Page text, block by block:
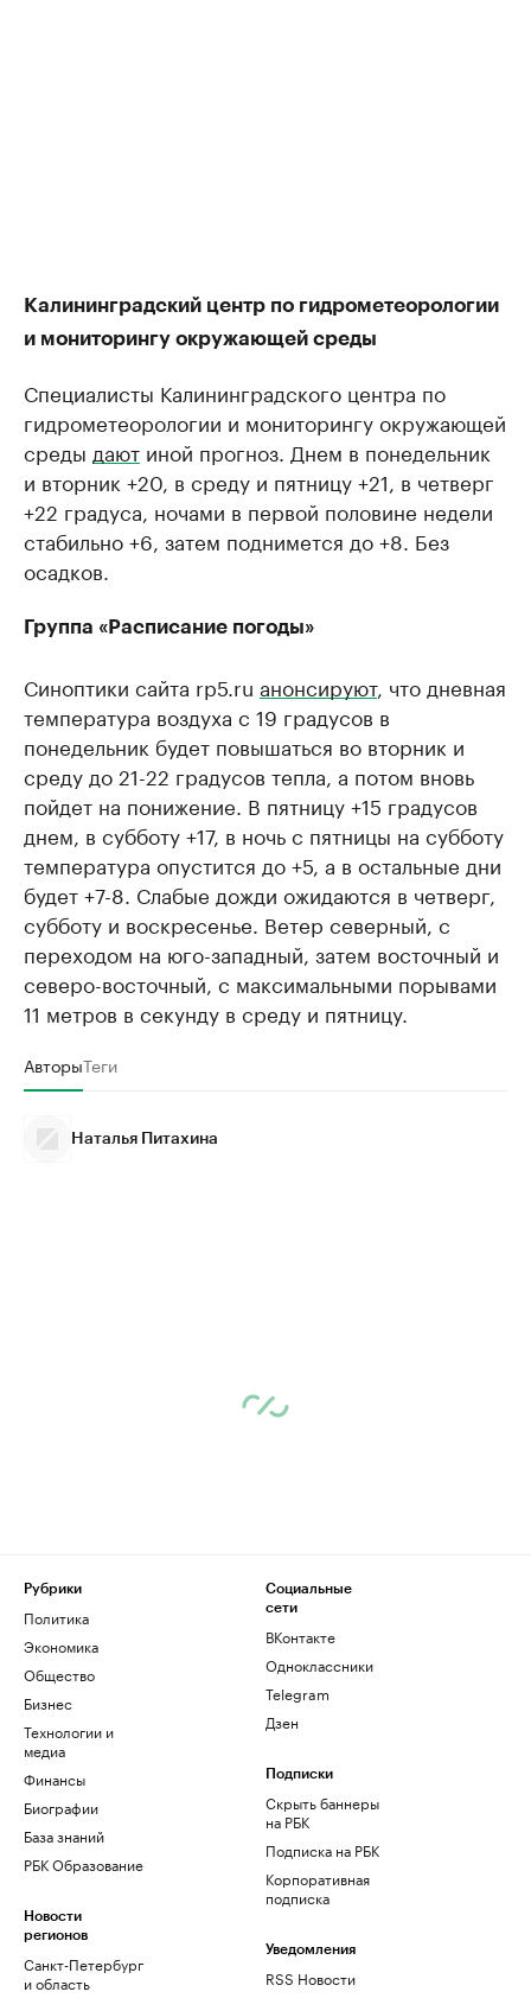
Калининградский центр по гидрометеорологии
и мониторингу окружающей среды
Специалисты Калининградского центра по
гидрометеорологии и мониторингу окружающей
среды дают иной прогноз. Днем в понедельник
и вторник +20, в среду и пятницу +21, в четверг
+22 градуса, ночами в первой половине недели
стабильно +6, затем поднимется до +8. Без
осадков.
Группа «Расписание погоды»
Синоптики сайта rp5.ru анонсируют, что дневная
температура воздуха с 19 градусов в
понедельник будет повышаться во вторник и
среду до 21-22 градусов тепла, а потом вновь
пойдет на понижение. В пятницу +15 градусов
днем, в субботу +17, в ночь с пятницы на субботу
температура опустится до +5, а в остальные дни
будет +7-8. Слабые дожди ожидаются в четверг,
субботу и воскресенье. Ветер северный, с
переходом на юго-западный, затем восточный и
северо-восточный, с максимальными порывами
11 метров в секунду в среду и пятницу.
АвторыТеги
Наталья Питахина
Рубрики
Политика
Экономика
Общество
Бизнес
Технологии и
медиа
Финансы
Биографии
База знаний
РБК Образование
Новости
регионов
Санкт-Петербург
и область
Социальные
сети
ВКонтакте
Одноклассники
Telegram
Дзен
Подписки
Скрыть баннеры
на РБК
Подписка на РБК
Корпоративная
подписка
Уведомления
RSS Новости